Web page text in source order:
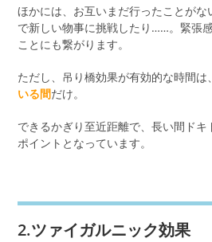
ほかには、お互いまだ行ったことがな
で新しい物事に挑戦したり……。緊張
ことにも繋がります。
ただし、吊り橋効果が有効的な時間は、
いる間だけ。
できるかぎり至近距離で、長い間ド
ポイントとなっています。
2.ツァイガルニック効果